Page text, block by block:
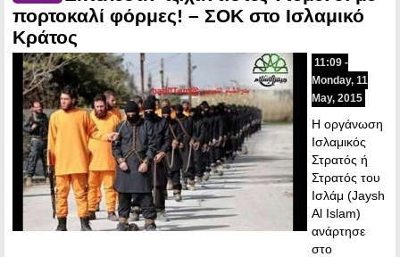
πορτοκαλί φόρμες! – ΣΟΚ στο Ισλαμικό
Κράτος
11:09 -
Monday, 11
May, 2015
Η οργάνωση
Ισλαμικός
Στρατός ή
Στρατός του
Ισλάμ (Jaysh
Al Islam)
ανάρτησε
στο